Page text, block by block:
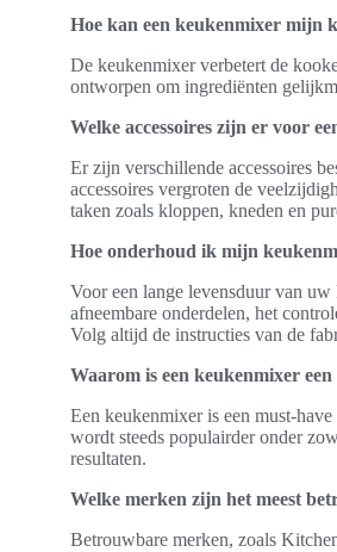
Hoe kan een keukenmixer mijn
De keukenmixer verbetert de
ontworpen om ingrediënten
Welke accessoires zijn er voor
Er zijn verschillende accessoires
accessoires vergroten de
taken zoals kloppen, kneden en
Hoe onderhoud ik mijn
Voor een lange levensduur van
afneembare onderdelen, het
Volg altijd de instructies van de
Waarom is een keukenmixer
Een keukenmixer is een must-
wordt steeds populairder onder
resultaten.
Welke merken zijn het meest
Betrouwbare merken, zoals